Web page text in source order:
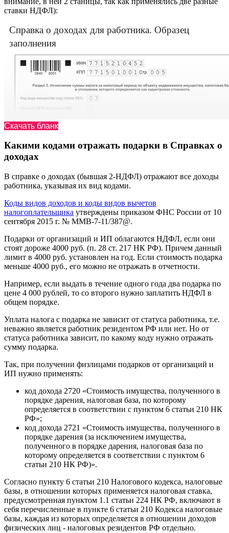
ставки НДФЛ):
Справка о доходах для работника. Образец
заполнения
Скачать бланк
Какими кодами отражать подарки в Справках о
доходах
В справке о доходах (бывшая 2-НДФЛ) отражают все доходы
работника, указывая их вид кодами.
Коды видов доходов и коды видов вычетов
налогоплательщика утверждены приказом ФНС России от 10
сентября 2015 г. № ММВ-7-11/387@.
Подарки от организаций и ИП облагаются НДФЛ, если они
стоят дороже 4000 руб. (п. 28 ст. 217 НК РФ). Причем данный
лимит в 4000 руб. установлен на год. Если стоимость подарка
меньше 4000 руб., его можно не отражать в отчетности.
Например, если выдать в течение одного года два подарка по
цене 4 000 рублей, то со второго нужно заплатить НДФЛ в
общем порядке.
Уплата налога с подарка не зависит от статуса работника, т.е.
неважно является работник резидентом РФ или нет. Но от
статуса работника зависит, по какому коду нужно отражать
сумму подарка.
Так, при получении физлицами подарков от организаций и
ИП нужно применять:
код дохода 2720 «Стоимость имущества, полученного в
порядке дарения, налоговая база, по которому
определяется в соответствии с пунктом 6 статьи 210 НК
РФ»;
код дохода 2721 «Стоимость имущества, полученного в
порядке дарения (за исключением имущества,
полученного в порядке дарения, налоговая база по
которому определяется в соответствии с пунктом 6
статьи 210 НК РФ)».
Согласно пункту 6 статьи 210 Налогового кодекса, налоговые
базы, в отношении которых применяется налоговая ставка,
предусмотренная пунктом 1.1 статьи 224 НК РФ, включают в
себя перечисленные в пункте 6 статьи 210 Кодекса налоговые
базы, каждая из которых определяется в отношении доходов
физических лиц - налоговых резидентов РФ отдельно.